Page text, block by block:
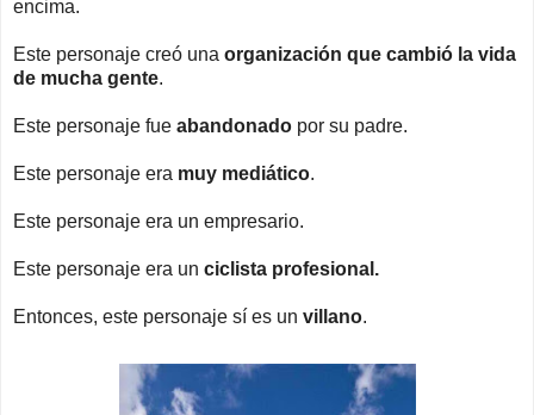
encima.
Este personaje creó una organización que cambió la vida
de mucha gente.
Este personaje fue abandonado por su padre.
Este personaje era muy mediático.
Este personaje era un empresario.
Este personaje era un ciclista profesional.
Entonces, este personaje sí es un villano.